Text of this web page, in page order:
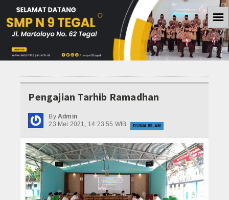
WISATA
PENDIDIKAN
KESEHATAN
Teknologi
Koleksi Video
☰
Pengajian Tarhib Ramadhan
By Admin
23 Mei 2021, 14:23:55 WIB
DUNIA ISLAM